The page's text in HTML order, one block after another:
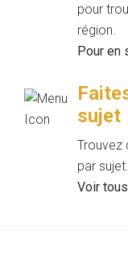
pour
région.
Pour en
sujet
Trouvez
par sujet.
Voir